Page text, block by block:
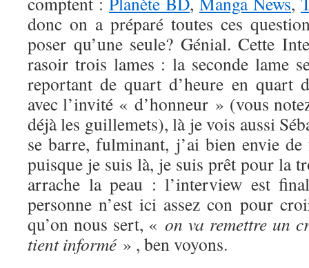
donc on a préparé toutes ces
poser qu’une seule? Génial. Cette
rasoir trois lames : la seconde lame
reportant de quart d’heure en quart
avec l’invité « d’honneur » (vous
déjà les guillemets), là je vois aussi
se barre, fulminant, j’ai bien envie
puisque je suis là, je suis prêt pour la
arrache la peau : l’interview est
personne n’est ici assez con pour
qu’on nous sert, «on va remettre un
tient informé » , ben voyons.